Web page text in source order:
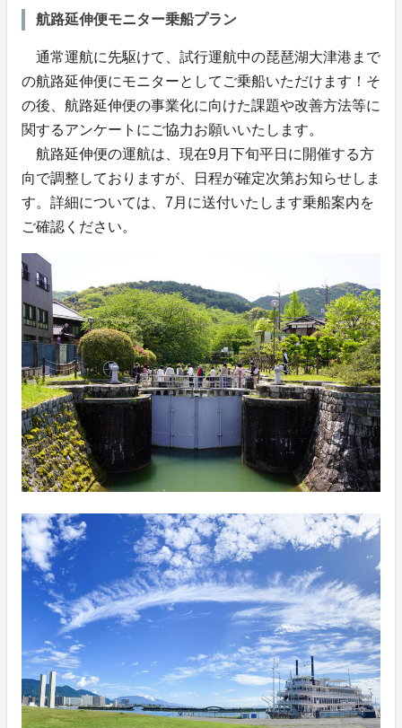
航路延伸便モニター乗船プラン
通常運航に先駆けて、試行運航中の琵琶湖大津港まで
の航路延伸便にモニターとしてご乗船いただけます！そ
の後、航路延伸便の事業化に向けた課題や改善方法等に
関するアンケートにご協力お願いいたします。
航路延伸便の運航は、現在9月下旬平日に開催する方
向で調整しておりますが、日程が確定次第お知らせしま
す。詳細については、7月に送付いたします乗船案内を
ご確認ください。